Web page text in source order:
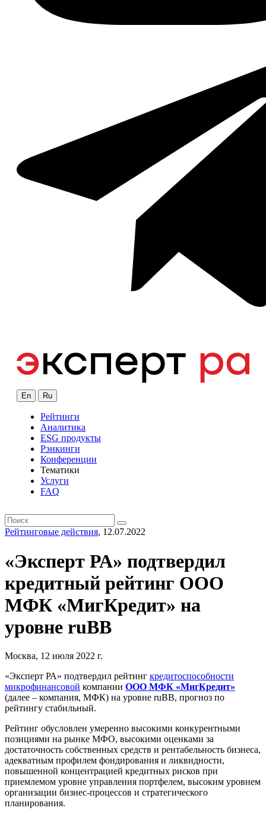
En Ru
Рейтинги
Аналитика
ESG продукты
Рэнкинги
Конференции
Тематики
Услуги
FAQ
Рейтинговые действия, 12.07.2022
«Эксперт РА» подтвердил
кредитный рейтинг ООО
МФК «МигКредит» на
уровне ruBB
Москва, 12 июля 2022 г.
«Эксперт РА» подтвердил рейтинг кредитоспособности
микрофинансовой компании ООО МФК «МигКредит»
(далее – компания, МФК) на уровне ruBB, прогноз по
рейтингу стабильный.
Рейтинг обусловлен умеренно высокими конкурентными
позициями на рынке МФО, высокими оценками за
достаточность собственных средств и рентабельность бизнеса,
адекватным профилем фондирования и ликвидности,
повышенной концентрацией кредитных рисков при
приемлемом уровне управления портфелем, высоким уровнем
организации бизнес-процессов и стратегического
планирования.